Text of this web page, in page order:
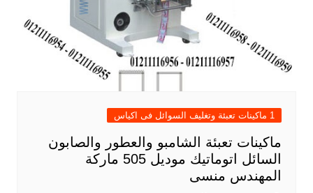
1 ماكينات تعبئة وتغليف السوائل فى اكياس
ماكينات تعبئة الشامبو والعطور والصابون
السائل اتوماتيك موديل 505 ماركة
المهندس منسى